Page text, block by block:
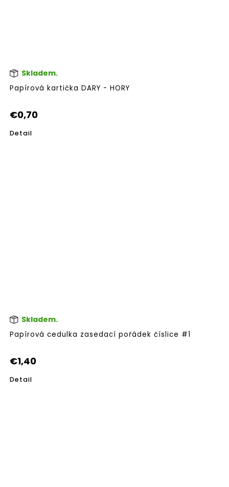
Papírová kartička DARY - HORY
Skladem.
€0,70
Detail
Papírová cedulka zasedací pořádek číslice #1
Skladem.
€1,40
Detail